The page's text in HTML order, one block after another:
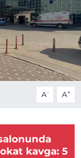
A- A+
kavga: 5